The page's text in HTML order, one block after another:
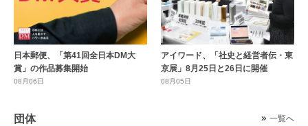
日本郵便、「第41回全日本DM大
賞」の作品募集開始
08月06日
アイワード、「社史と経営者伝・東
京展」8月25日と26日に開催
08月05日
団体 一覧へ